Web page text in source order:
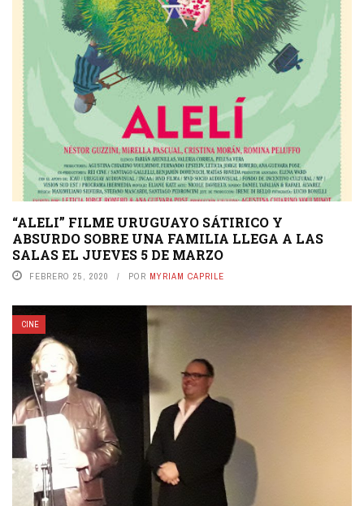
“ALELI” FILME URUGUAYO SÁTIRICO Y
ABSURDO SOBRE UNA FAMILIA LLEGA A LAS
SALAS EL JUEVES 5 DE MARZO
FEBRERO 25, 2020 POR MYRIAM CAPRILE
CINE